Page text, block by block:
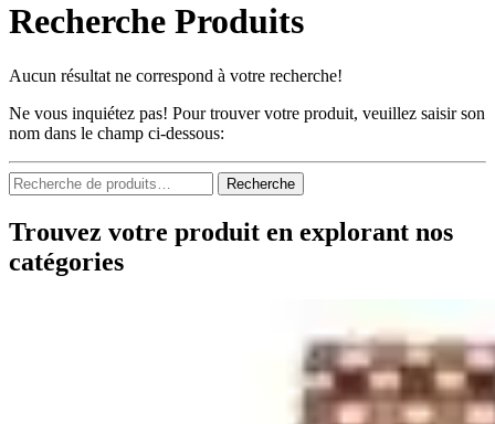
Recherche Produits
Aucun résultat ne correspond à votre recherche!
Ne vous inquiétez pas! Pour trouver votre produit, veuillez saisir son
nom dans le champ ci-dessous:
Recherche
pour :
Recherche
Trouvez votre produit en explorant nos
catégories